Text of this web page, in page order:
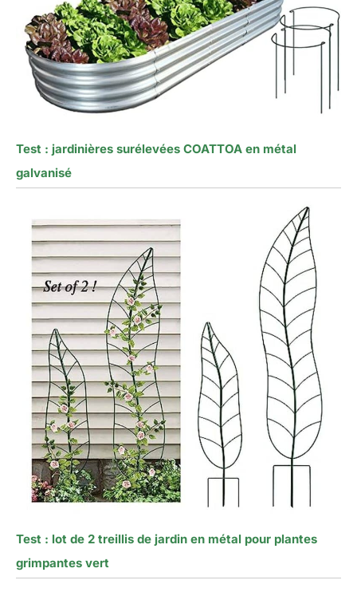
Test : jardinières surélevées COATTOA en métal
galvanisé
Test : lot de 2 treillis de jardin en métal pour plantes
grimpantes vert